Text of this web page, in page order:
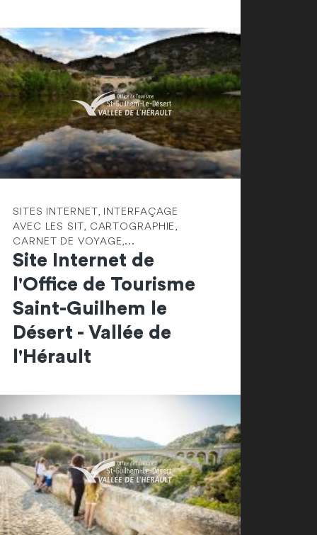
SITES INTERNET, INTERFAÇAGE
AVEC LES SIT, CARTOGRAPHIE,
CARNET DE VOYAGE,...
Site Internet de
l'Office de Tourisme
Saint-Guilhem le
Désert - Vallée de
l'Hérault